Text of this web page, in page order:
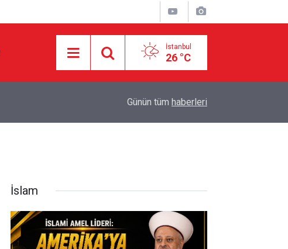
İstanbul
26 °C
İran ile Umman arasında Hürmüz'de genel
Günün tüm haberleri
İslam